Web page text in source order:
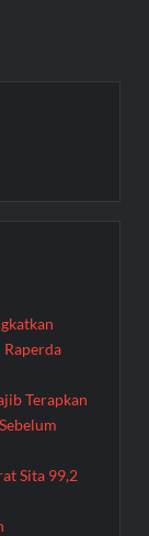
Raperda
Terapkan
Sita 99,2